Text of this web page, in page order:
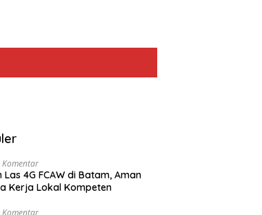
Komentar
Las 4G FCAW di Batam, Aman
Kerja Lokal Kompeten